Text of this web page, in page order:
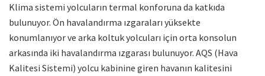
Klima sistemi yolcuların termal konforuna da katkıda
bulunuyor. Ön havalandırma ızgaraları yüksekte
konumlanıyor ve arka koltuk yolcuları için orta konsolun
arkasında iki havalandırma ızgarası bulunuyor. AQS (Hava
Kalitesi Sistemi) yolcu kabinine giren havanın kalitesini